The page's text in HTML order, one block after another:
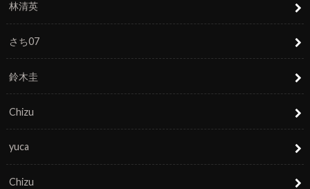
林清英
さち07
鈴木圭
Chizu
yuca
Chizu